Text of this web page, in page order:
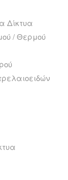
Δίκτυα
/ Θερμού